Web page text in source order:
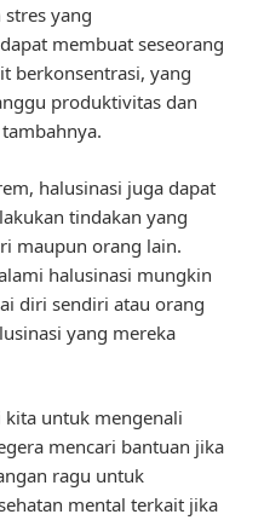
yang
membuat seseorang
berkonsentrasi, yang
produktivitas dan
halusinasi juga dapat
tindakan yang
maupun orang lain.
halusinasi mungkin
diri sendiri atau orang
yang mereka
untuk mengenali
mencari bantuan jika
ragu untuk
mental terkait jika